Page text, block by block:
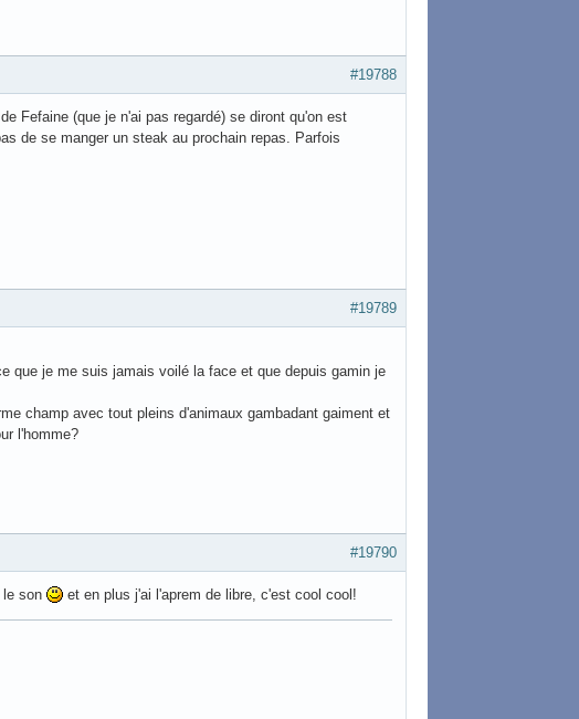
#19788
Fefaine (que je n'ai pas regardé) se diront qu'on est
de se manger un steak au prochain repas. Parfois
#19789
que je me suis jamais voilé la face et que depuis gamin je
champ avec tout pleins d'animaux gambadant gaiment et
l'homme?
#19790
le son et en plus j'ai l'aprem de libre, c'est cool cool!